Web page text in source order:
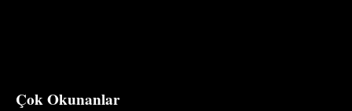
Çok Okunanlar